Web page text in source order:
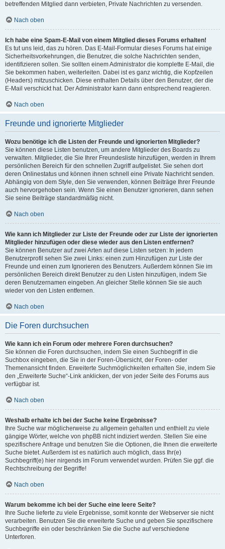
betreffenden Mitglied dann verbieten, Private Nachrichten zu versenden.
Nach oben
Ich habe eine Spam-E-Mail von einem Mitglied dieses Forums erhalten!
Es tut uns leid, das zu hören. Das E-Mail-Formular dieses Forums hat einige
Sicherheitsvorkehrungen, die Benutzer, die solche Nachrichten senden,
identifizieren sollen. Sie sollten einem Administrator die komplette E-Mail, die
Sie bekommen haben, weiterleiten. Dabei ist es ganz wichtig, die Kopfzeilen
(Headers) mitzuschicken. Diese enthalten Details über den Benutzer, der die
E-Mail verschickt hat. Der Administrator kann dann entsprechend reagieren.
Nach oben
Freunde und ignorierte Mitglieder
Wozu benötige ich die Listen der Freunde und ignorierten Mitglieder?
Sie können diese Listen benutzen, um andere Mitglieder des Boards zu
verwalten. Mitglieder, die Sie Ihrer Freundesliste hinzufügen, werden in Ihrem
persönlichen Bereich für den schnellen Zugriff aufgelistet. Sie sehen dort
deren Onlinestatus und können ihnen schnell eine Private Nachricht senden.
Abhängig von dem Style, den Sie verwenden, können Beiträge Ihrer Freunde
auch hervorgehoben sein. Wenn Sie einen Benutzer ignorieren, dann sehen
Sie seine Beiträge standardmäßig nicht.
Nach oben
Wie kann ich Mitglieder zur Liste der Freunde oder zur Liste der ignorierten
Mitglieder hinzufügen oder diese wieder aus den Listen entfernen?
Sie können Benutzer auf zwei Arten auf diese Listen setzen: In jedem
Benutzerprofil sehen Sie zwei Links: einen zum Hinzufügen zur Liste der
Freunde und einen zum Ignorieren des Benutzers. Außerdem können Sie im
persönlichen Bereich direkt Benutzer zu den Listen hinzufügen, indem Sie
deren Benutzernamen eingeben. An gleicher Stelle können Sie sie auch
wieder von den Listen entfernen.
Nach oben
Die Foren durchsuchen
Wie kann ich ein Forum oder mehrere Foren durchsuchen?
Sie können die Foren durchsuchen, indem Sie einen Suchbegriff in die
Suchbox eingeben, die Sie in der Foren-Übersicht, der Foren- oder
Themenansicht finden. Erweiterte Suchmöglichkeiten erhalten Sie, indem Sie
den „Erweiterte Suche“-Link anklicken, der von jeder Seite des Forums aus
verfügbar ist.
Nach oben
Weshalb erhalte ich bei der Suche keine Ergebnisse?
Ihre Suche war möglicherweise zu allgemein gehalten und enthielt zu viele
gängige Wörter, welche von phpBB nicht indiziert werden. Stellen Sie eine
spezifischere Anfrage und benutzen Sie die Optionen, die Ihnen die erweiterte
Suche bietet. Außerdem ist es natürlich auch möglich, dass Ihr(e)
Suchbegriff(e) hier nirgends im Forum verwendet wurden. Prüfen Sie ggf. die
Rechtschreibung der Begriffe!
Nach oben
Warum bekomme ich bei der Suche eine leere Seite?
Ihre Suche lieferte zu viele Ergebnisse, somit konnte der Webserver sie nicht
verarbeiten. Benutzen Sie die erweiterte Suche und geben Sie spezifischere
Suchbegriffe ein oder beschränken Sie die Suche auf verschiedene
Unterforen.